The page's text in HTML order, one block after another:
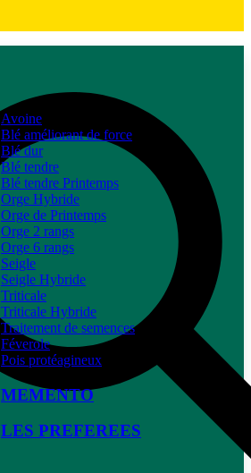
Avoine
Blé améliorant de force
Blé dur
Blé tendre
Blé tendre Printemps
Orge Hybride
Orge de Printemps
Orge 2 rangs
Orge 6 rangs
Seigle
Seigle Hybride
Triticale
Triticale Hybride
Traitement de semences
Féverole
Pois protéagineux
MEMENTO
LES PREFEREES